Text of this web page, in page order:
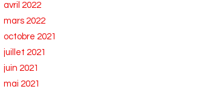
avril 2022
mars 2022
octobre 2021
juillet 2021
juin 2021
mai 2021